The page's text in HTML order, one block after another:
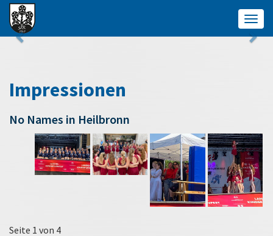
Impressionen
No Names in Heilbronn
Seite 1 von 4